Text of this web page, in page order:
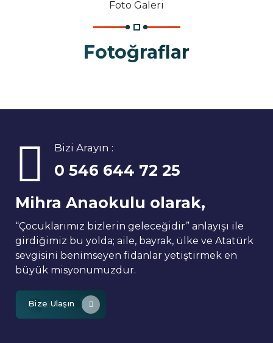
Foto Galeri
Fotoğraflar
Bizi Arayın :
0 546 644 72 25
Mihra Anaokulu olarak,
“Çocuklarımız bizlerin geleceğidir” anlayışı ile
girdiğimiz bu yolda; aile, bayrak, ülke ve Atatürk
sevgisini benimseyen fidanlar yetiştirmek en
büyük misyonumuzdur.
Bize Ulaşın